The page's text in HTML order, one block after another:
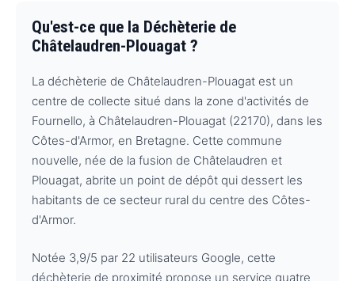
Qu'est-ce que la Déchèterie de
Châtelaudren-Plouagat ?
La déchèterie de Châtelaudren-Plouagat est un
centre de collecte situé dans la zone d'activités de
Fournello, à Châtelaudren-Plouagat (22170), dans les
Côtes-d'Armor, en Bretagne. Cette commune
nouvelle, née de la fusion de Châtelaudren et
Plouagat, abrite un point de dépôt qui dessert les
habitants de ce secteur rural du centre des Côtes-
d'Armor.
Notée 3,9/5 par 22 utilisateurs Google, cette
déchèterie de proximité propose un service quatre